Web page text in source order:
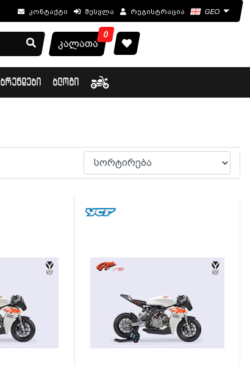
კონტაქტი შესვლა რეგისტრაცია GEO
0
კალათა
ᲑᲠᲔᲜᲓᲔᲑᲘ ᲑᲚᲝᲒᲘ